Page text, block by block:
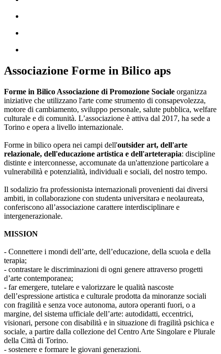
Associazione Forme in Bilico aps
Forme in Bilico Associazione di Promozione Sociale organizza
iniziative che utilizzano l'arte come strumento di consapevolezza,
motore di cambiamento, sviluppo personale, salute pubblica, welfare
culturale e di comunità. L’associazione è attiva dal 2017, ha sede a
Torino e opera a livello internazionale.
Forme in bilico opera nei campi dell'outsider art, dell'arte
relazionale, dell'educazione artistica e dell'arteterapia: discipline
distinte e interconnesse, accomunate da un'attenzione particolare a
vulnerabilità e potenzialità, individuali e sociali, del nostro tempo.
Il sodalizio fra professionistə internazionali provenienti dai diversi
ambiti, in collaborazione con studentə universitarə e neolaureatə,
conferiscono all’associazione carattere interdisciplinare e
intergenerazionale.
MISSION
- Connettere i mondi dell’arte, dell’educazione, della scuola e della
terapia;
- contrastare le discriminazioni di ogni genere attraverso progetti
d’arte contemporanea;
- far emergere, tutelare e valorizzare le qualità nascoste
dell’espressione artistica e culturale prodotta da minoranze sociali
con fragilità e senza voce autonoma, autorə operanti fuori, o a
margine, del sistema ufficiale dell’arte: autodidatti, eccentrici,
visionari, persone con disabilità e in situazione di fragilità psichica e
sociale, a partire dalla collezione del Centro Arte Singolare e Plurale
della Città di Torino.
- sostenere e formare le giovani generazioni.